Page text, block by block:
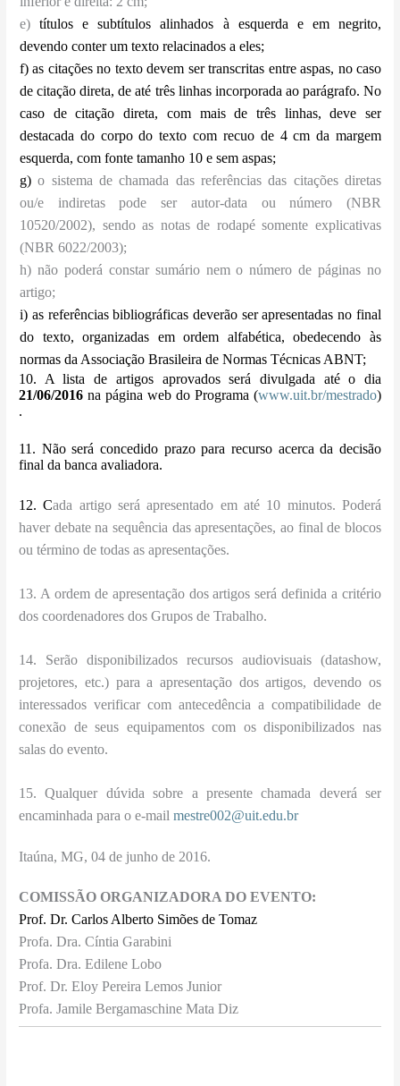
e)títulos e subtítulos alinhados à esquerda e em negrito,
devendo conter um texto relacinados a eles;
f) as citações no texto devem ser transcritas entre aspas, no caso
de citação direta, de até três linhas incorporada ao parágrafo. No
caso de citação direta, com mais de três linhas, deve ser
destacada do corpo do texto com recuo de 4 cm da margem
esquerda, com fonte tamanho 10 e sem aspas;
g)o sistema de chamada das referências das citações diretas
ou/e indiretas pode ser autor-data ou número (NBR
10520/2002), sendo as notas de rodapé somente explicativas
(NBR 6022/2003);
h) não poderá constar sumário nem o número de páginas no
artigo;
i) as referências bibliográficas deverão ser apresentadas no final
do texto, organizadas em ordem alfabética, obedecendo às
normas da Associação Brasileira de Normas Técnicas ABNT;
10. A lista de artigos aprovados será divulgada até o dia
21/06/2016 na página web do Programa (www.uit.br/mestrado)
.
11. Não será concedido prazo para recurso acerca da decisão
final da banca avaliadora.
12. Cada artigo será apresentado em até 10 minutos. Poderá
haver debate na sequência das apresentações, ao final de blocos
ou término de todas as apresentações.
13. A ordem de apresentação dos artigos será definida a critério
dos coordenadores dos Grupos de Trabalho.
14. Serão disponibilizados recursos audiovisuais (datashow,
projetores, etc.) para a apresentação dos artigos, devendo os
interessados verificar com antecedência a compatibilidade de
conexão de seus equipamentos com os disponibilizados nas
salas do evento.
15. Qualquer dúvida sobre a presente chamada deverá ser
encaminhada para o e-mailmestre002@uit.edu.br
Itaúna, MG, 04 de junho de 2016.
COMISSÃO ORGANIZADORA DO EVENTO:
Prof. Dr. Carlos Alberto Simões de Tomaz
Profa. Dra. Cíntia Garabini
Profa. Dra. Edilene Lobo
Prof. Dr. Eloy Pereira Lemos Junior
Profa. Jamile Bergamaschine Mata Diz